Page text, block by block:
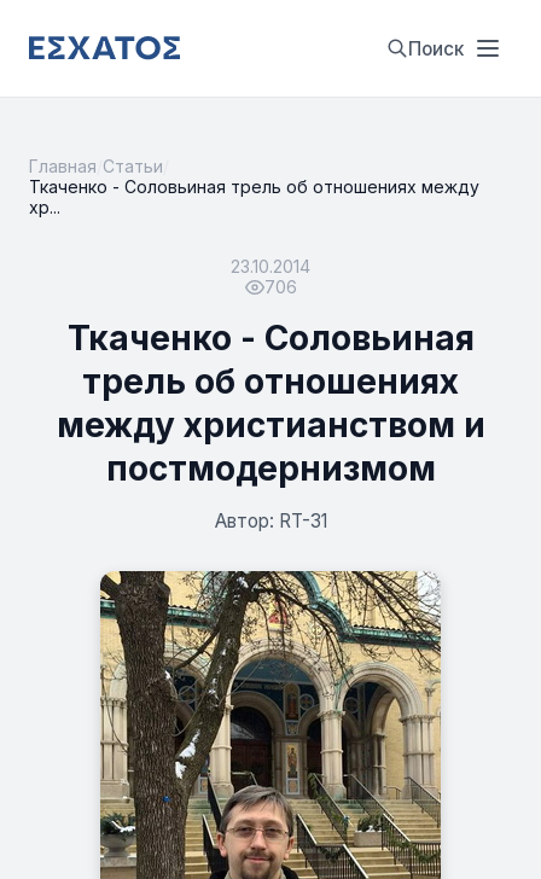
Поиск
Главная Статьи
Ткаченко - Соловьиная трель об отношениях между
хр...
23.10.2014
706
Ткаченко - Соловьиная
трель об отношениях
между христианством и
постмодернизмом
Автор: RT-31